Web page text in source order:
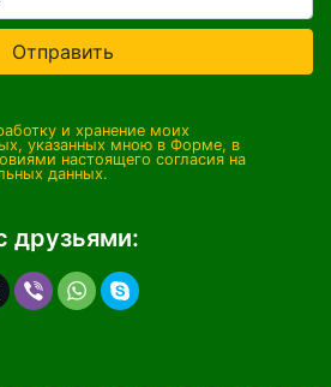
Отправить
и хранение моих
указанных мною в Форме, в
настоящего согласия на
данных.
друзьями: